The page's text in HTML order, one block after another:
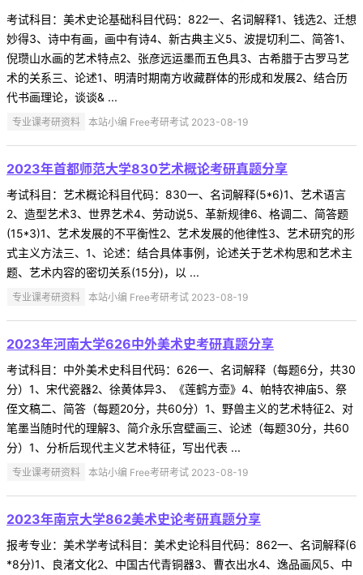
考试科目：美术史论基础科目代码：822一、名词解释1、钱选2、迁想
妙得3、诗中有画，画中有诗4、新古典主义5、波提切利二、简答1、
倪瓒山水画的艺术特点2、张彦远运墨而五色具3、古希腊于古罗马艺
术的关系三、论述1、明清时期南方收藏群体的形成和发展2、结合历
代书画理论，谈谈& ...
专业课考研资料 本站小编 Free考研考试 2023-08-19
2023年首都师范大学830艺术概论考研真题分享
考试科目：艺术概论科目代码：830一、名词解释(5*6)1、艺术语言
2、造型艺术3、世界艺术4、劳动说5、革新规律6、格调二、简答题
(15*3)1、艺术发展的不平衡性2、艺术发展的他律性3、艺术研究的形
式主义方法三、1、论述：结合具体事例，论述关于艺术构思和艺术主
题、艺术内容的密切关系(15分)，以 ...
专业课考研资料 本站小编 Free考研考试 2023-08-19
2023年河南大学626中外美术史考研真题分享
考试科目：中外美术史科目代码：626一、名词解释（每题6分，共30
分）1、宋代瓷器2、徐黄体异3、《莲鹤方壶》4、帕特农神庙5、祭
侄文稿二、简答（每题20分，共60分）1、野兽主义的艺术特征2、对
笔墨当随时代的理解3、简介永乐宫壁画三、论述（每题30分，共60
分）1、分析后现代主义艺术特征，写出代表 ...
专业课考研资料 本站小编 Free考研考试 2023-08-19
2023年南京大学862美术史论考研真题分享
报考专业：美术学考试科目：美术史论科目代码：862一、名词解释(6
*8分)1、良渚文化2、中国古代青铜器3、曹衣出水4、逸品画风5、中